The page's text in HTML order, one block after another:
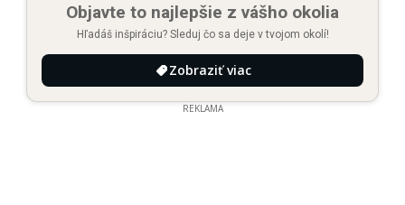
Objavte to najlepšie z vášho okolia
Hľadáš inšpiráciu? Sleduj čo sa deje v tvojom okolí!
Zobraziť viac
REKLAMA